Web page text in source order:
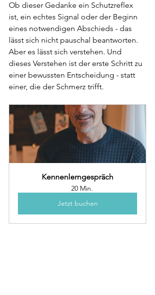
Ob dieser Gedanke ein Schutzreflex
ist, ein echtes Signal oder der Beginn
eines notwendigen Abschieds - das
lässt sich nicht pauschal beantworten.
Aber es lässt sich verstehen. Und
dieses Verstehen ist der erste Schritt zu
einer bewussten Entscheidung - statt
einer, die der Schmerz trifft.
Kennenlerngespräch
20 Min.
Jetzt buchen